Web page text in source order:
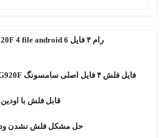
رام ۴ فایل Samsung G920F 4 file android 6
فایل فلش ۴ فایل اصلی سامسونگ S6 G920F دارای آندروید ۶٫۰۱
قابل فلش با اودین
حل مشکل فلش نشدن